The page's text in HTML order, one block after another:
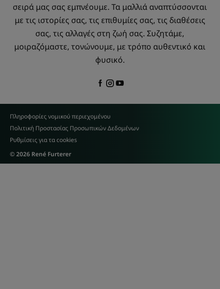
σειρά μας σας εμπνέουμε. Τα μαλλιά αναπτύσσονται
με τις ιστορίες σας, τις επιθυμίες σας, τις διαθέσεις
σας, τις αλλαγές στη ζωή σας. Συζητάμε,
μοιραζόμαστε, τονώνουμε, με τρόπο αυθεντικό και
φυσικό.
Πληροφορίες νομικού περιεχομένου
Πολιτική Προστασίας Προσωπικών Δεδομένων
Ρυθμίσεις για τα cookies
© 2026 René Furterer